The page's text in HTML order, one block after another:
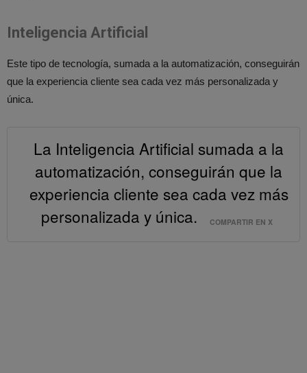
Inteligencia Artificial
Este tipo de tecnología, sumada a la automatización, conseguirán
que la experiencia cliente sea cada vez más personalizada y
única.
La Inteligencia Artificial sumada a la
automatización, conseguirán que la
experiencia cliente sea cada vez más
personalizada y única.
COMPARTIR EN X